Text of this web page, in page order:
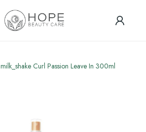
milk_shake Curl Passion Leave In 300ml